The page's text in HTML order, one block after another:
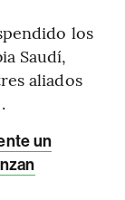
los
Saudí,
aliados
un